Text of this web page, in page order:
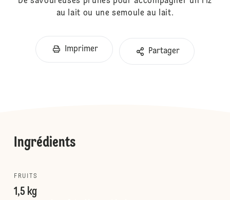
au lait ou une semoule au lait.
Imprimer Partager
Ingrédients
FRUITS
1,5 kg